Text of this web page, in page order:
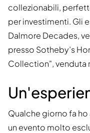
collezionabili,
per investimenti. Gli
Dalmore Decades,
presso Sotheby’s
Collection", venduta
Qualche giorno fa
un evento molto